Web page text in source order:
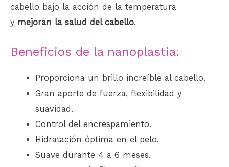
cabello bajo la acción de la temperatura
y mejoran la salud del cabello.
Beneficios de la nanoplastia:
Proporciona un brillo increíble al cabello.
Gran aporte de fuerza, flexibilidad y
suavidad.
Control del encrespamiento.
Hidratación óptima en el pelo.
Suave durante 4 a 6 meses.